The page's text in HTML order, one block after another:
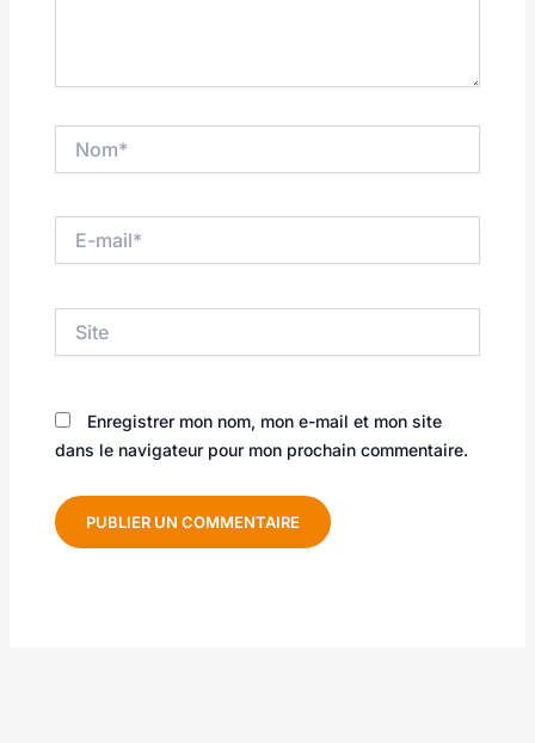
mail*
Enregistrer mon nom, mon e-mail et mon site
dans le navigateur pour mon prochain commentaire.